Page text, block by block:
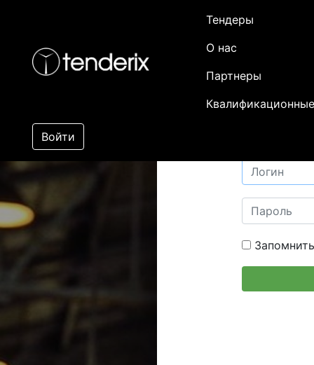
Тендеры
О нас
Партнеры
Войти